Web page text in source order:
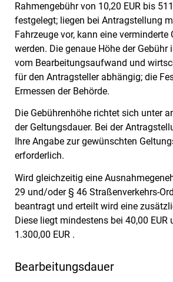
Rahmengebühr von 10,20 EUR bis
festgelegt; liegen bei Antragstellung
Fahrzeuge vor, kann eine
werden. Die genaue Höhe der Gebühr
vom Bearbeitungsaufwand und
für den Antragsteller abhängig; die
Ermessen der Behörde.
Die Gebührenhöhe richtet sich unter
der Geltungsdauer. Bei der
Ihre Angabe zur gewünschten
erforderlich.
Wird gleichzeitig eine
29 und/oder § 46 Straßenverkehrs-
beantragt und erteilt wird eine
Diese liegt mindestens bei 40,00
1.300,00 EUR .
Bearbeitungsdauer